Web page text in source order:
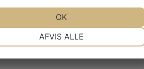
v/ Christian Posch
AFVIS ALLE
OK